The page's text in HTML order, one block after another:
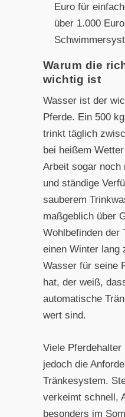
Euro für
über 1.000
Warum die
wichtig ist
Wasser ist der
Pferde. Ein 500
trinkt täglich
bei heißem
Arbeit sogar noch
und ständige
sauberem
maßgeblich über
Wohlbefinden der
einen Winter lang
Wasser für seine
hat, der weiß,
automatische
wert sind.
Viele
jedoch die
Tränkesystem.
verkeimt schnell,
besonders im